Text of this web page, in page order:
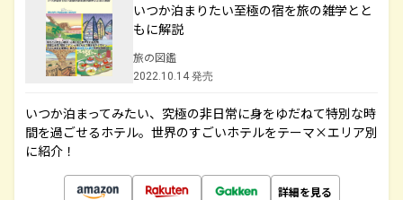
いつか泊まりたい至極の宿を旅の雑学とと
もに解説
旅の図鑑
2022.10.14 発売
いつか泊まってみたい、究極の非日常に身をゆだねて特別な時
間を過ごせるホテル。世界のすごいホテルをテーマ×エリア別
に紹介！
詳細を見る